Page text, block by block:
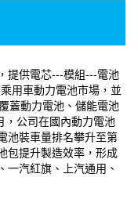
提供電芯---模組---電池
用車動力電池市場，並
蓋動力電池、儲能電池
，公司在國內動力電池
池裝車量排名攀升至第
包提升製造效率，形成
一汽紅旗、上汽通用、